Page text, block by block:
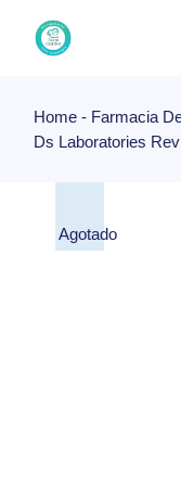
content
Home Farmacia
Ds Laboratories
Agotado